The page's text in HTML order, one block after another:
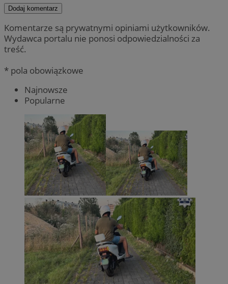
Dodaj komentarz
Komentarze są prywatnymi opiniami użytkowników.
Wydawca portalu nie ponosi odpowiedzialności za
treść.
* pola obowiązkowe
Najnowsze
Popularne